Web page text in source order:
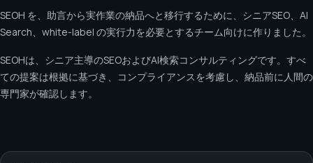
SEOH を、助言から実作業の納品へと移行するために、シニアSEO、AI
Search、white-label の実行力を必要とするチーム向けに作りました。
SEOHは、シニア主導のSEOおよびAI検索コンサルティングです。すべ
ての提案は根拠に基づき、コンプライアンスを考慮し、納品前に人間の
専門家が確認します。